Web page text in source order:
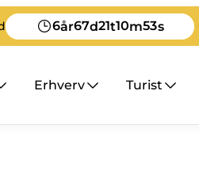
6år67d21t10m53s
Erhverv Turist